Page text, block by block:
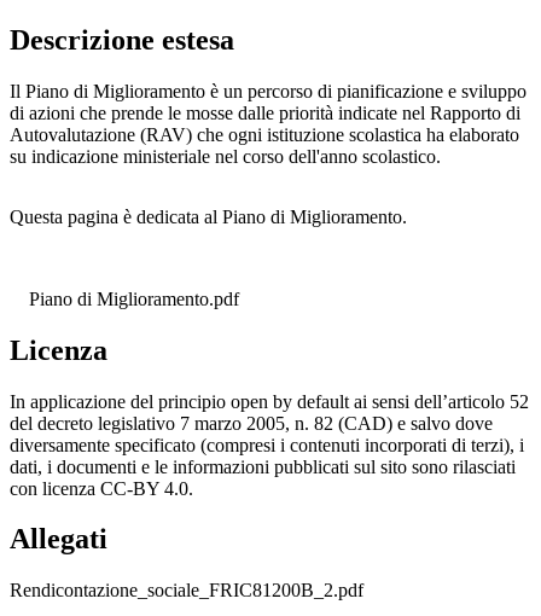
Descrizione estesa
Il Piano di Miglioramento è un percorso di pianificazione e sviluppo
di azioni che prende le mosse dalle priorità indicate nel Rapporto di
Autovalutazione (RAV) che ogni istituzione scolastica ha elaborato
su indicazione ministeriale nel corso dell'anno scolastico.
Questa pagina è dedicata al Piano di Miglioramento.
Piano di Miglioramento.pdf
Licenza
In applicazione del principio open by default ai sensi dell’articolo 52
del decreto legislativo 7 marzo 2005, n. 82 (CAD) e salvo dove
diversamente specificato (compresi i contenuti incorporati di terzi), i
dati, i documenti e le informazioni pubblicati sul sito sono rilasciati
con licenza CC-BY 4.0.
Allegati
Rendicontazione_sociale_FRIC81200B_2.pdf